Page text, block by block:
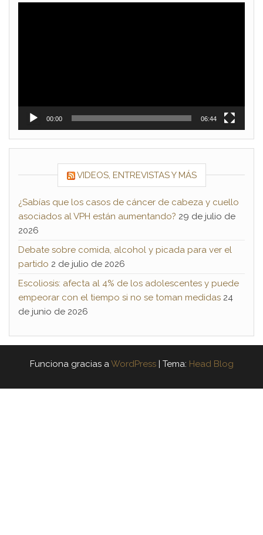
00:00 06:44
VIDEOS, ENTREVISTAS Y MÁS
¿Sabías que los casos de cáncer de cabeza y cuello
asociados al VPH están aumentando? 29 de julio de
2026
Debate sobre comida, alcohol y picada para ver el
partido 2 de julio de 2026
Escoliosis: afecta al 4% de los adolescentes y puede
empeorar con el tiempo si no se toman medidas 24
de junio de 2026
Funciona gracias aWordPress | Tema: Head Blog